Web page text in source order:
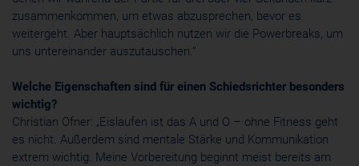
zusammenkommen, um etwas abzusprechen, bevor es
weitergeht. Aber hauptsächlich nutzen wir die Powerbreaks, um
uns untereinander auszutauschen.“
Welche Eigenschaften sind für einen Schiedsrichter besonders
wichtig?
Christian Ofner: „Eislaufen ist das A und O – ohne Fitness geht
es nicht. Außerdem sind mentale Stärke und Kommunikation
extrem wichtig. Meine Vorbereitung beginnt meist bereits am